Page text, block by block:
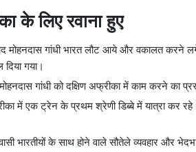
के लिए रवाना हुए
मोहनदास गांधी भारत लौट आये और वकालत करने
गया।
गांधी को दक्षिण अफ्रीका में काम करने का
में एक ट्रेन के प्रथम श्रेणी डिब्बे में यात्रा कर
भारतीयों के साथ होने वाले सौतेले व्यवहार और